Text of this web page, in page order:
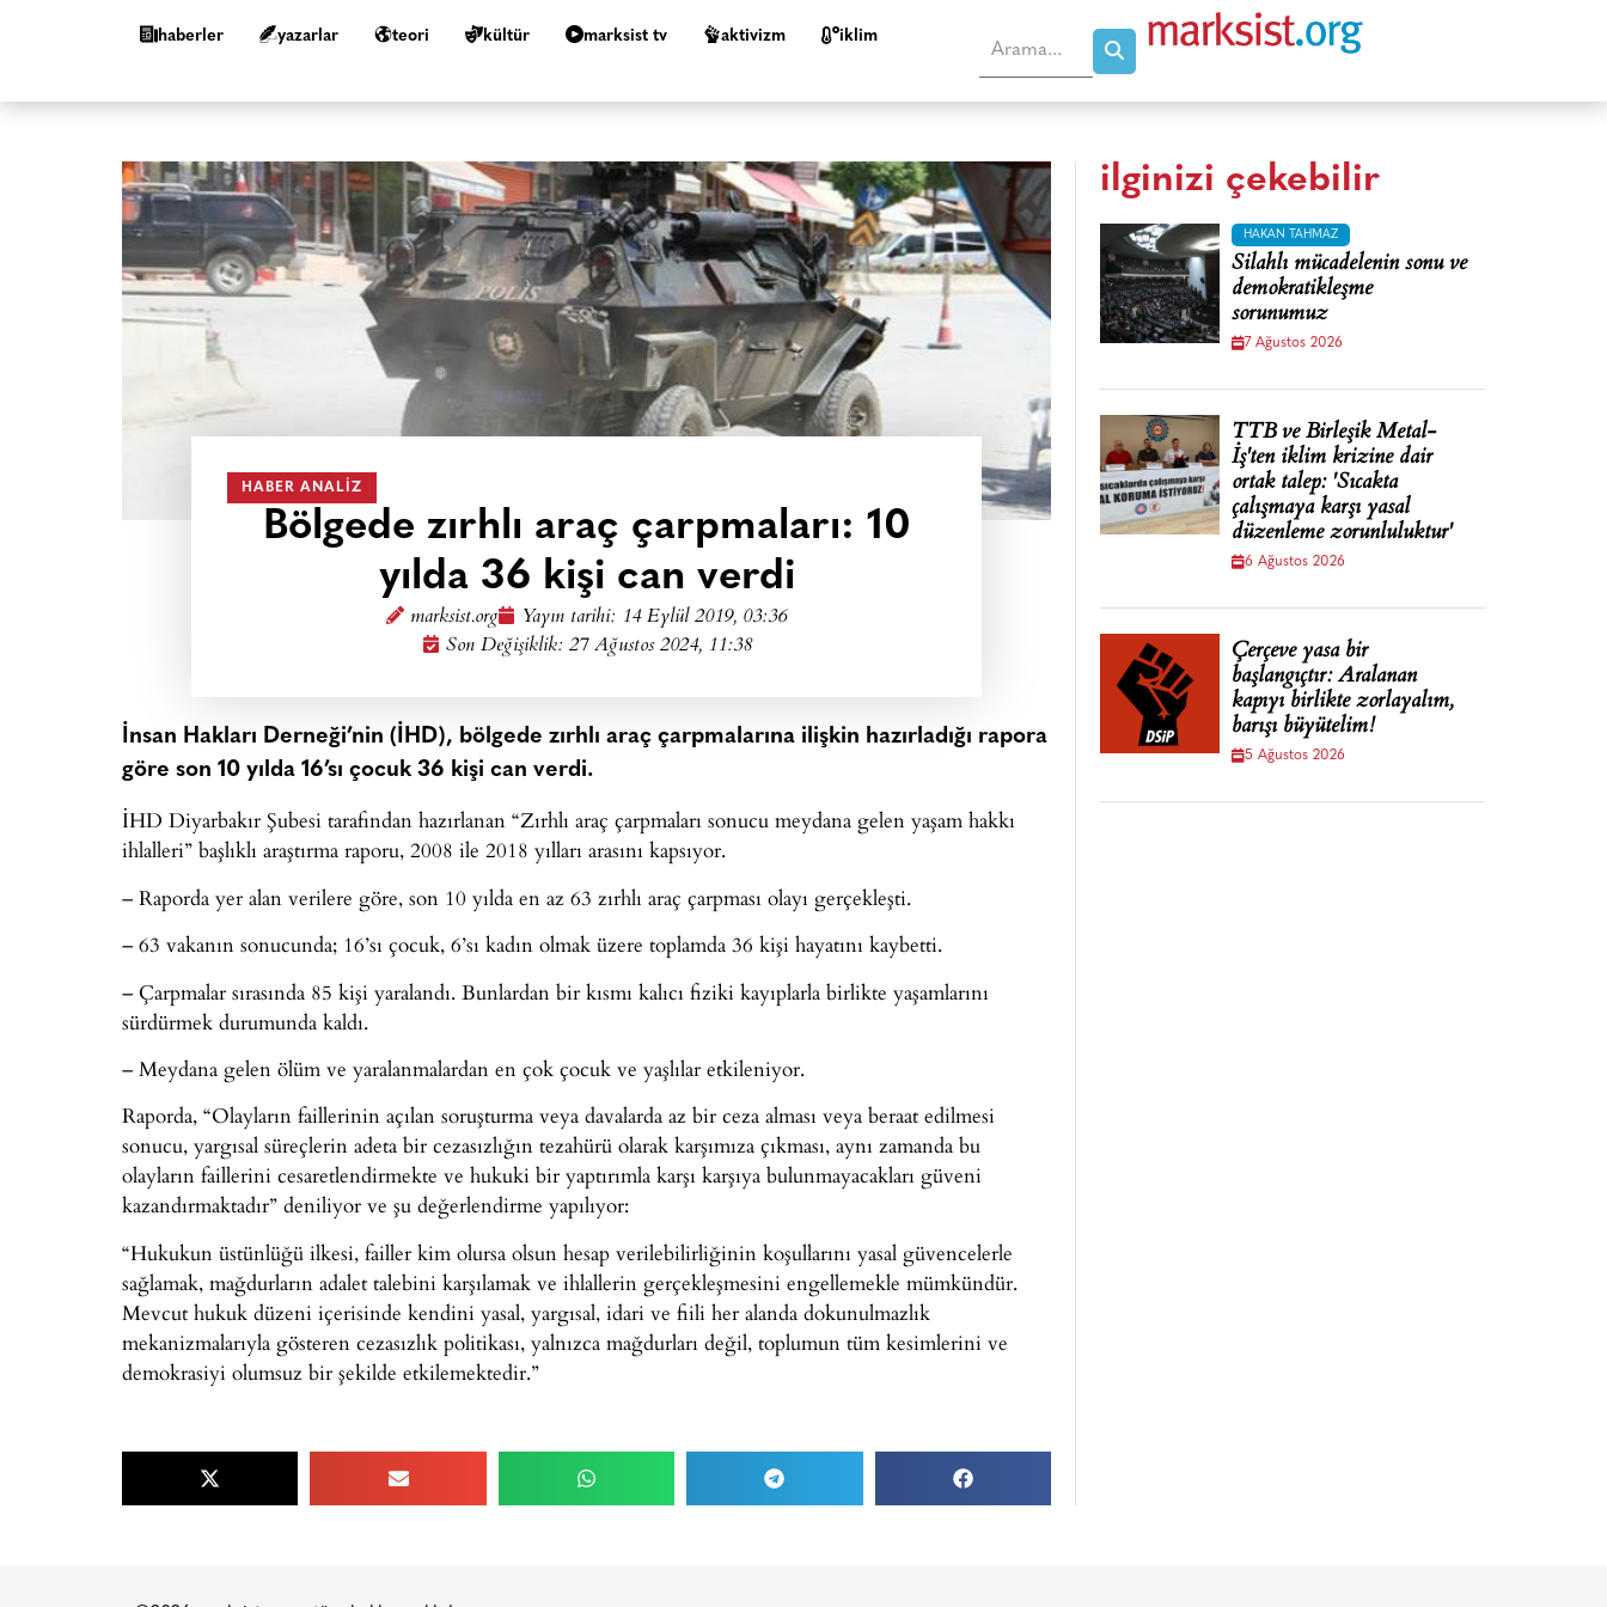
haberler yazarlar teori kültür marksist tv aktivizm i̇klim
HABER ANALIZ
Bölgede zırhlı araç çarpmaları: 10
yılda 36 kişi can verdi
marksist.org Yayın tarihi: 14 Eylül 2019, 03:36
Son Değişiklik: 27 Ağustos 2024, 11:38
İnsan Hakları Derneği’nin (İHD), bölgede zırhlı araç çarpmalarına ilişkin hazırladığı rapora
göre son 10 yılda 16’sı çocuk 36 kişi can verdi.
İHD Diyarbakır Şubesi tarafından hazırlanan “Zırhlı araç çarpmaları sonucu meydana gelen yaşam hakkı
ihlalleri” başlıklı araştırma raporu, 2008 ile 2018 yılları arasını kapsıyor.
– Raporda yer alan verilere göre, son 10 yılda en az 63 zırhlı araç çarpması olayı gerçekleşti.
– 63 vakanın sonucunda; 16’sı çocuk, 6’sı kadın olmak üzere toplamda 36 kişi hayatını kaybetti.
– Çarpmalar sırasında 85 kişi yaralandı. Bunlardan bir kısmı kalıcı fiziki kayıplarla birlikte yaşamlarını
sürdürmek durumunda kaldı.
– Meydana gelen ölüm ve yaralanmalardan en çok çocuk ve yaşlılar etkileniyor.
Raporda, “Olayların faillerinin açılan soruşturma veya davalarda az bir ceza alması veya beraat edilmesi
sonucu, yargısal süreçlerin adeta bir cezasızlığın tezahürü olarak karşımıza çıkması, aynı zamanda bu
olayların faillerini cesaretlendirmekte ve hukuki bir yaptırımla karşı karşıya bulunmayacakları güveni
kazandırmaktadır” deniliyor ve şu değerlendirme yapılıyor:
“Hukukun üstünlüğü ilkesi, failler kim olursa olsun hesap verilebilirliğinin koşullarını yasal güvencelerle
sağlamak, mağdurların adalet talebini karşılamak ve ihlallerin gerçekleşmesini engellemekle mümkündür.
Mevcut hukuk düzeni içerisinde kendini yasal, yargısal, idari ve fiili her alanda dokunulmazlık
mekanizmalarıyla gösteren cezasızlık politikası, yalnızca mağdurları değil, toplumun tüm kesimlerini ve
demokrasiyi olumsuz bir şekilde etkilemektedir.”
ilginizi çekebilir
HAKAN TAHMAZ
Silahlı mücadelenin sonu ve
demokratikleşme
sorunumuz
7 Ağustos 2026
TTB ve Birleşik Metal-
İş'ten iklim krizine dair
ortak talep: 'Sıcakta
çalışmaya karşı yasal
düzenleme zorunluluktur'
6 Ağustos 2026
Çerçeve yasa bir
başlangıçtır: Aralanan
kapıyı birlikte zorlayalım,
barışı büyütelim!
5 Ağustos 2026